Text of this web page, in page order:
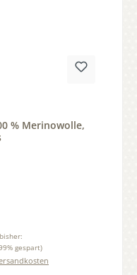
% Merinowolle,
gespart)